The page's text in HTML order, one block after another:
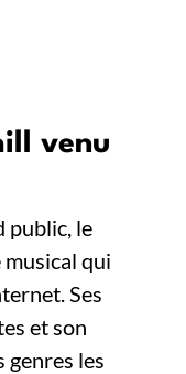
venu
public, le
qui
Ses
et son
genres les